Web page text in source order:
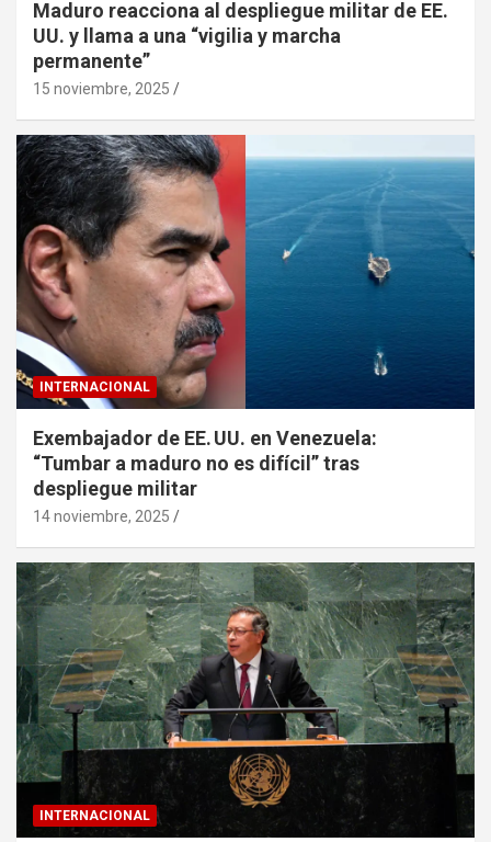
Maduro reacciona al despliegue militar de EE.
UU. y llama a una “vigilia y marcha
permanente”
15 noviembre, 2025
INTERNACIONAL
Exembajador de EE. UU. en Venezuela:
“Tumbar a maduro no es difícil” tras
despliegue militar
14 noviembre, 2025
INTERNACIONAL